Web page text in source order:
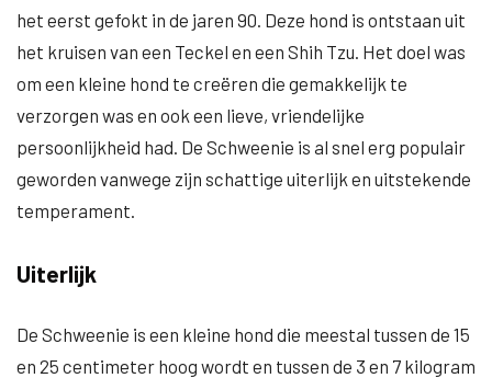
het eerst gefokt in de jaren 90. Deze hond is ontstaan uit
het kruisen van een Teckel en een Shih Tzu. Het doel was
om een kleine hond te creëren die gemakkelijk te
verzorgen was en ook een lieve, vriendelijke
persoonlijkheid had. De Schweenie is al snel erg populair
geworden vanwege zijn schattige uiterlijk en uitstekende
temperament.
Uiterlijk
De Schweenie is een kleine hond die meestal tussen de 15
en 25 centimeter hoog wordt en tussen de 3 en 7 kilogram